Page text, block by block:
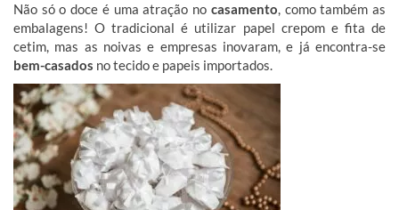
Não só o doce é uma atração no casamento, como também as
embalagens! O tradicional é utilizar papel crepom e fita de
cetim, mas as noivas e empresas inovaram, e já encontra-se
bem-casados no tecido e papeis importados.